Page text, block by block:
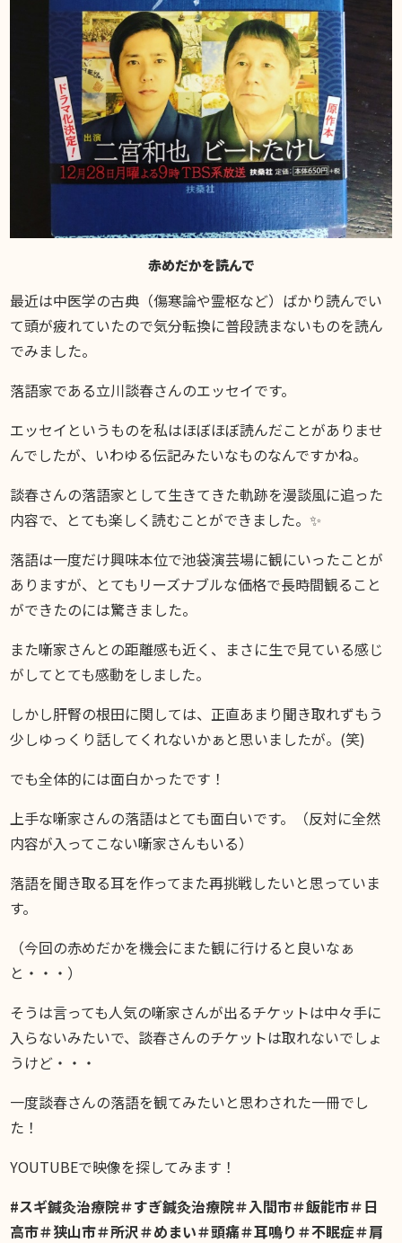
赤めだかを読んで
最近は中医学の古典（傷寒論や霊枢など）ばかり読んでい
て頭が疲れていたので気分転換に普段読まないものを読ん
でみました。
落語家である立川談春さんのエッセイです。
エッセイというものを私はほぼほぼ読んだことがありませ
んでしたが、いわゆる伝記みたいなものなんですかね。
談春さんの落語家として生きてきた軌跡を漫談風に追った
内容で、とても楽しく読むことができました。✨
落語は一度だけ興味本位で池袋演芸場に観にいったことが
ありますが、とてもリーズナブルな価格で長時間観ること
ができたのには驚きました。
また噺家さんとの距離感も近く、まさに生で見ている感じ
がしてとても感動をしました。
しかし肝腎の根田に関しては、正直あまり聞き取れずもう
少しゆっくり話してくれないかぁと思いましたが。(笑)
でも全体的には面白かったです！
上手な噺家さんの落語はとても面白いです。（反対に全然
内容が入ってこない噺家さんもいる）
落語を聞き取る耳を作ってまた再挑戦したいと思っていま
す。
（今回の赤めだかを機会にまた観に行けると良いなぁ
と・・・）
そうは言っても人気の噺家さんが出るチケットは中々手に
入らないみたいで、談春さんのチケットは取れないでしょ
うけど・・・
一度談春さんの落語を観てみたいと思わされた一冊でし
た！
YOUTUBEで映像を探してみます！
#スギ鍼灸治療院＃すぎ鍼灸治療院＃入間市＃飯能市＃日
高市＃狭山市＃所沢＃めまい＃頭痛＃耳鳴り＃不眠症＃肩